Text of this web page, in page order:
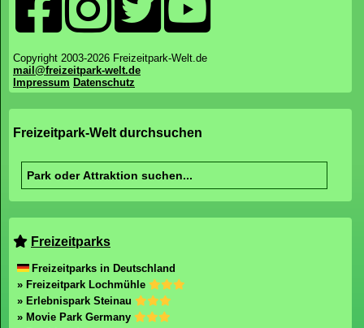
Copyright 2003-2026 Freizeitpark-Welt.de
mail@freizeitpark-welt.de
Impressum Datenschutz
Freizeitpark-Welt durchsuchen
Freizeitparks
Freizeitparks in Deutschland
» Freizeitpark Lochmühle
» Erlebnispark Steinau
» Movie Park Germany